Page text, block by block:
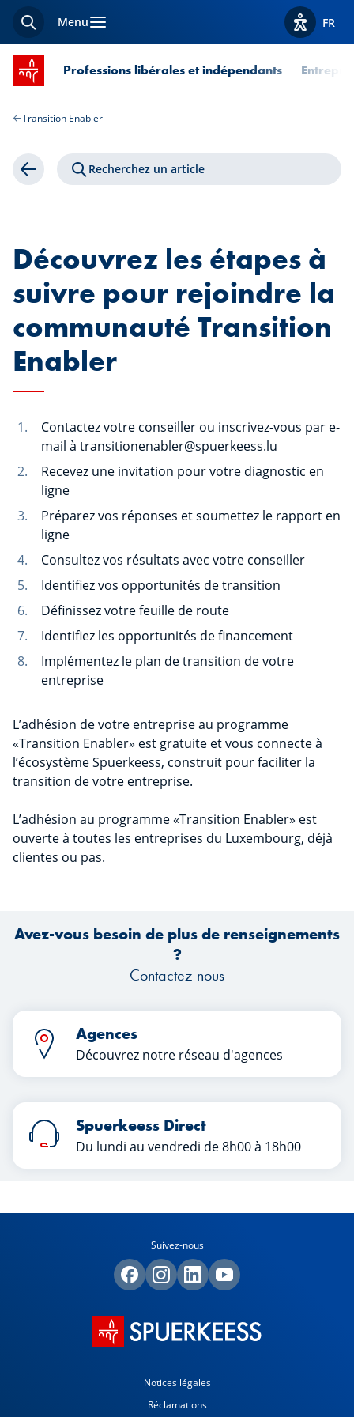
Recherche
Menu Afficher
FR
Accueil SPUERKEESS
Professions libérales et indépendants
Transition Enabler
Retour Recherchez un article
Découvrez les étapes à
suivre pour rejoindre la
communauté Transition
Enabler
Contactez votre conseiller ou inscrivez-vous par e-
mail à transitionenabler@spuerkeess.lu
Recevez une invitation pour votre diagnostic en
ligne
Préparez vos réponses et soumettez le rapport en
ligne
Consultez vos résultats avec votre conseiller
Identifiez vos opportunités de transition
Définissez votre feuille de route
Identifiez les opportunités de financement
Implémentez le plan de transition de votre
entreprise
L’adhésion de votre entreprise au programme
«Transition Enabler» est gratuite et vous connecte à
l’écosystème Spuerkeess, construit pour faciliter la
transition de votre entreprise.
L’adhésion au programme «Transition Enabler» est
ouverte à toutes les entreprises du Luxembourg, déjà
clientes ou pas.
Avez-vous besoin de plus de renseignements
?
Contactez-nous
Agences
Découvrez notre réseau d'agences
Spuerkeess Direct
Du lundi au vendredi de 8h00 à 18h00
Suivez-nous
Notices légales
Réclamations